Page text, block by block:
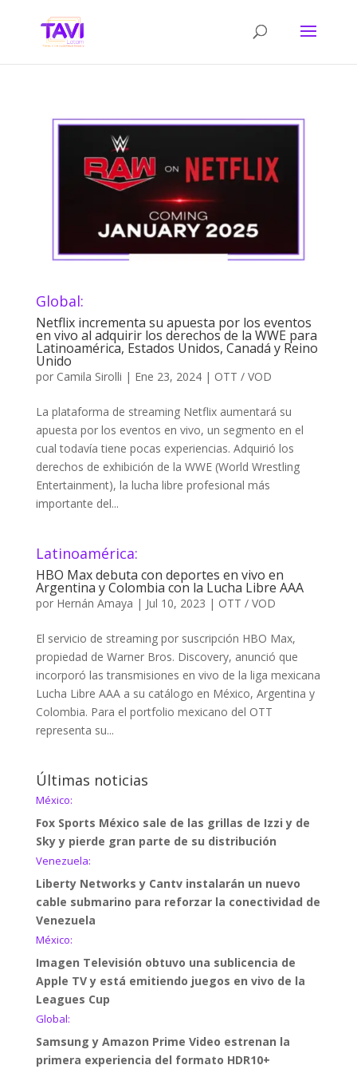
Global:
Netflix incrementa su apuesta por los eventos
en vivo al adquirir los derechos de la WWE para
Latinoamérica, Estados Unidos, Canadá y Reino
Unido
por Camila Sirolli | Ene 23, 2024| OTT / VOD
La plataforma de streaming Netflix aumentará su
apuesta por los eventos en vivo, un segmento en el
cual todavía tiene pocas experiencias. Adquirió los
derechos de exhibición de la WWE (World Wrestling
Entertainment), la lucha libre profesional más
importante del...
Latinoamérica:
HBO Max debuta con deportes en vivo en
Argentina y Colombia con la Lucha Libre AAA
por Hernán Amaya | Jul 10, 2023 | OTT / VOD
El servicio de streaming por suscripción HBO Max,
propiedad de Warner Bros. Discovery, anunció que
incorporó las transmisiones en vivo de la liga mexicana
Lucha Libre AAA a su catálogo en México, Argentina y
Colombia. Para el portfolio mexicano del OTT
representa su...
Últimas noticias
México:
Fox Sports México sale de las grillas de Izzi y de
Sky y pierde gran parte de su distribución
Venezuela:
Liberty Networks y Cantv instalarán un nuevo
cable submarino para reforzar la conectividad de
Venezuela
México:
Imagen Televisión obtuvo una sublicencia de
Apple TV y está emitiendo juegos en vivo de la
Leagues Cup
Global:
Samsung y Amazon Prime Video estrenan la
primera experiencia del formato HDR10+